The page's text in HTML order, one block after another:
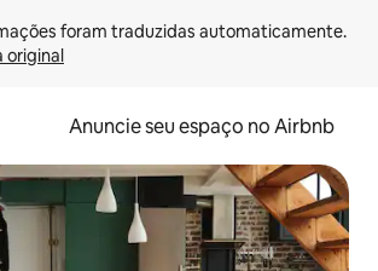
original
Anuncie seu espaço no Airbnb